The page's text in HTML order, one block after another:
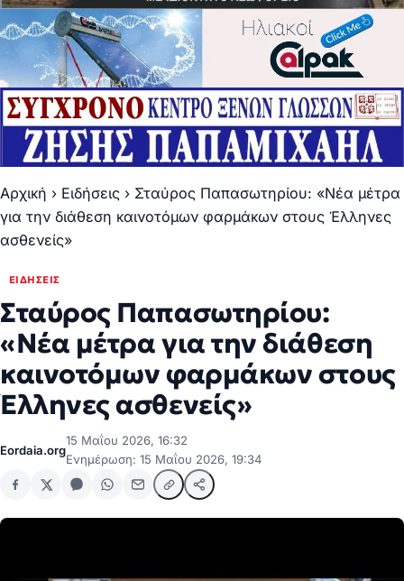
Αρχική › Ειδήσεις › Σταύρος Παπασωτηρίου: «Νέα μέτρα
για την διάθεση καινοτόμων φαρμάκων στους Έλληνες
ασθενείς»
ΕΙΔΉΣΕΙΣ
Σταύρος Παπασωτηρίου:
«Νέα μέτρα για την διάθεση
καινοτόμων φαρμάκων στους
Έλληνες ασθενείς»
Eordaia.org
15 Μαΐου 2026, 16:32
Ενημέρωση: 15 Μαΐου 2026, 19:34